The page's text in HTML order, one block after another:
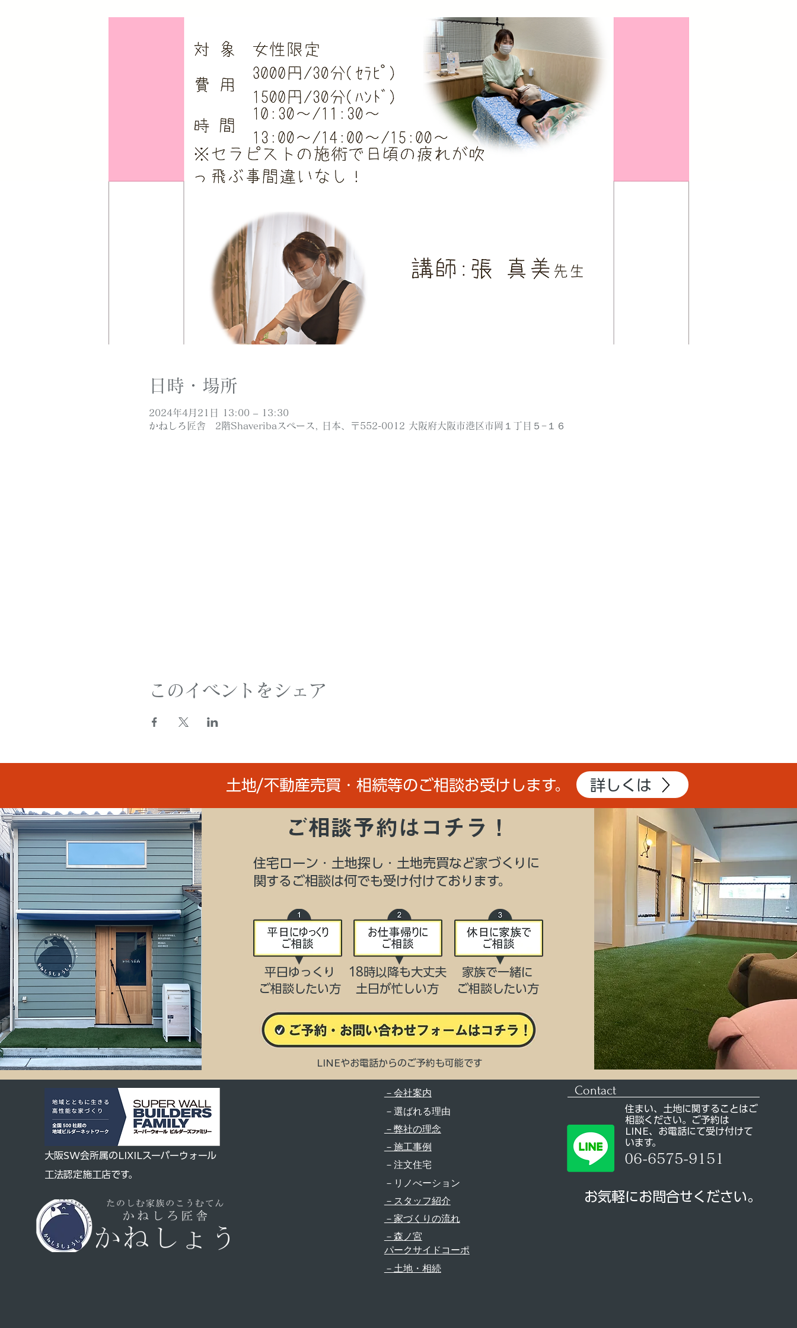
日時・場所
2024年4月21日 13:00 – 13:30
かねしろ匠舎 2階Shaveribaスペース, 日本、〒552-0012 大阪府大阪市港区市岡１丁目５−１６
このイベントをシェア
ご相談予約はコチラ！
住宅ローン・土地探し・土地売買など家づくりに
関するご相談は何でも受け付けております。
平日ゆっくり
ご相談したい方
18時以降も大丈夫
​土日が忙しい方
家族で一緒に
​ご相談したい方
LINEやお電話からのご予約も可能です
土地/不動産売買・相続等のご相談お受けします。 詳しくは
大阪SW会所属のLIXILスーパーウォール
工法認定施工店です。
－会社案内
－選ばれる理由
－弊社の理念
－施工事例
－注文住宅
－リノべーション
－スタッフ紹介
－家づくりの流れ
－森ノ宮
​パークサイドコーポ
－土地・相続
Contact
住まい、土地に関することはご
相談ください。ご予約は
LINE、お電話にて受け付けて
います。
お気軽にお問合せください。
06-6575-9151